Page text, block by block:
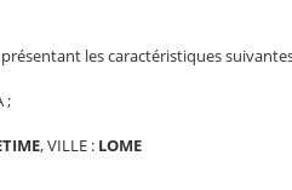
les caractéristiques
;
, VILLE : LOME